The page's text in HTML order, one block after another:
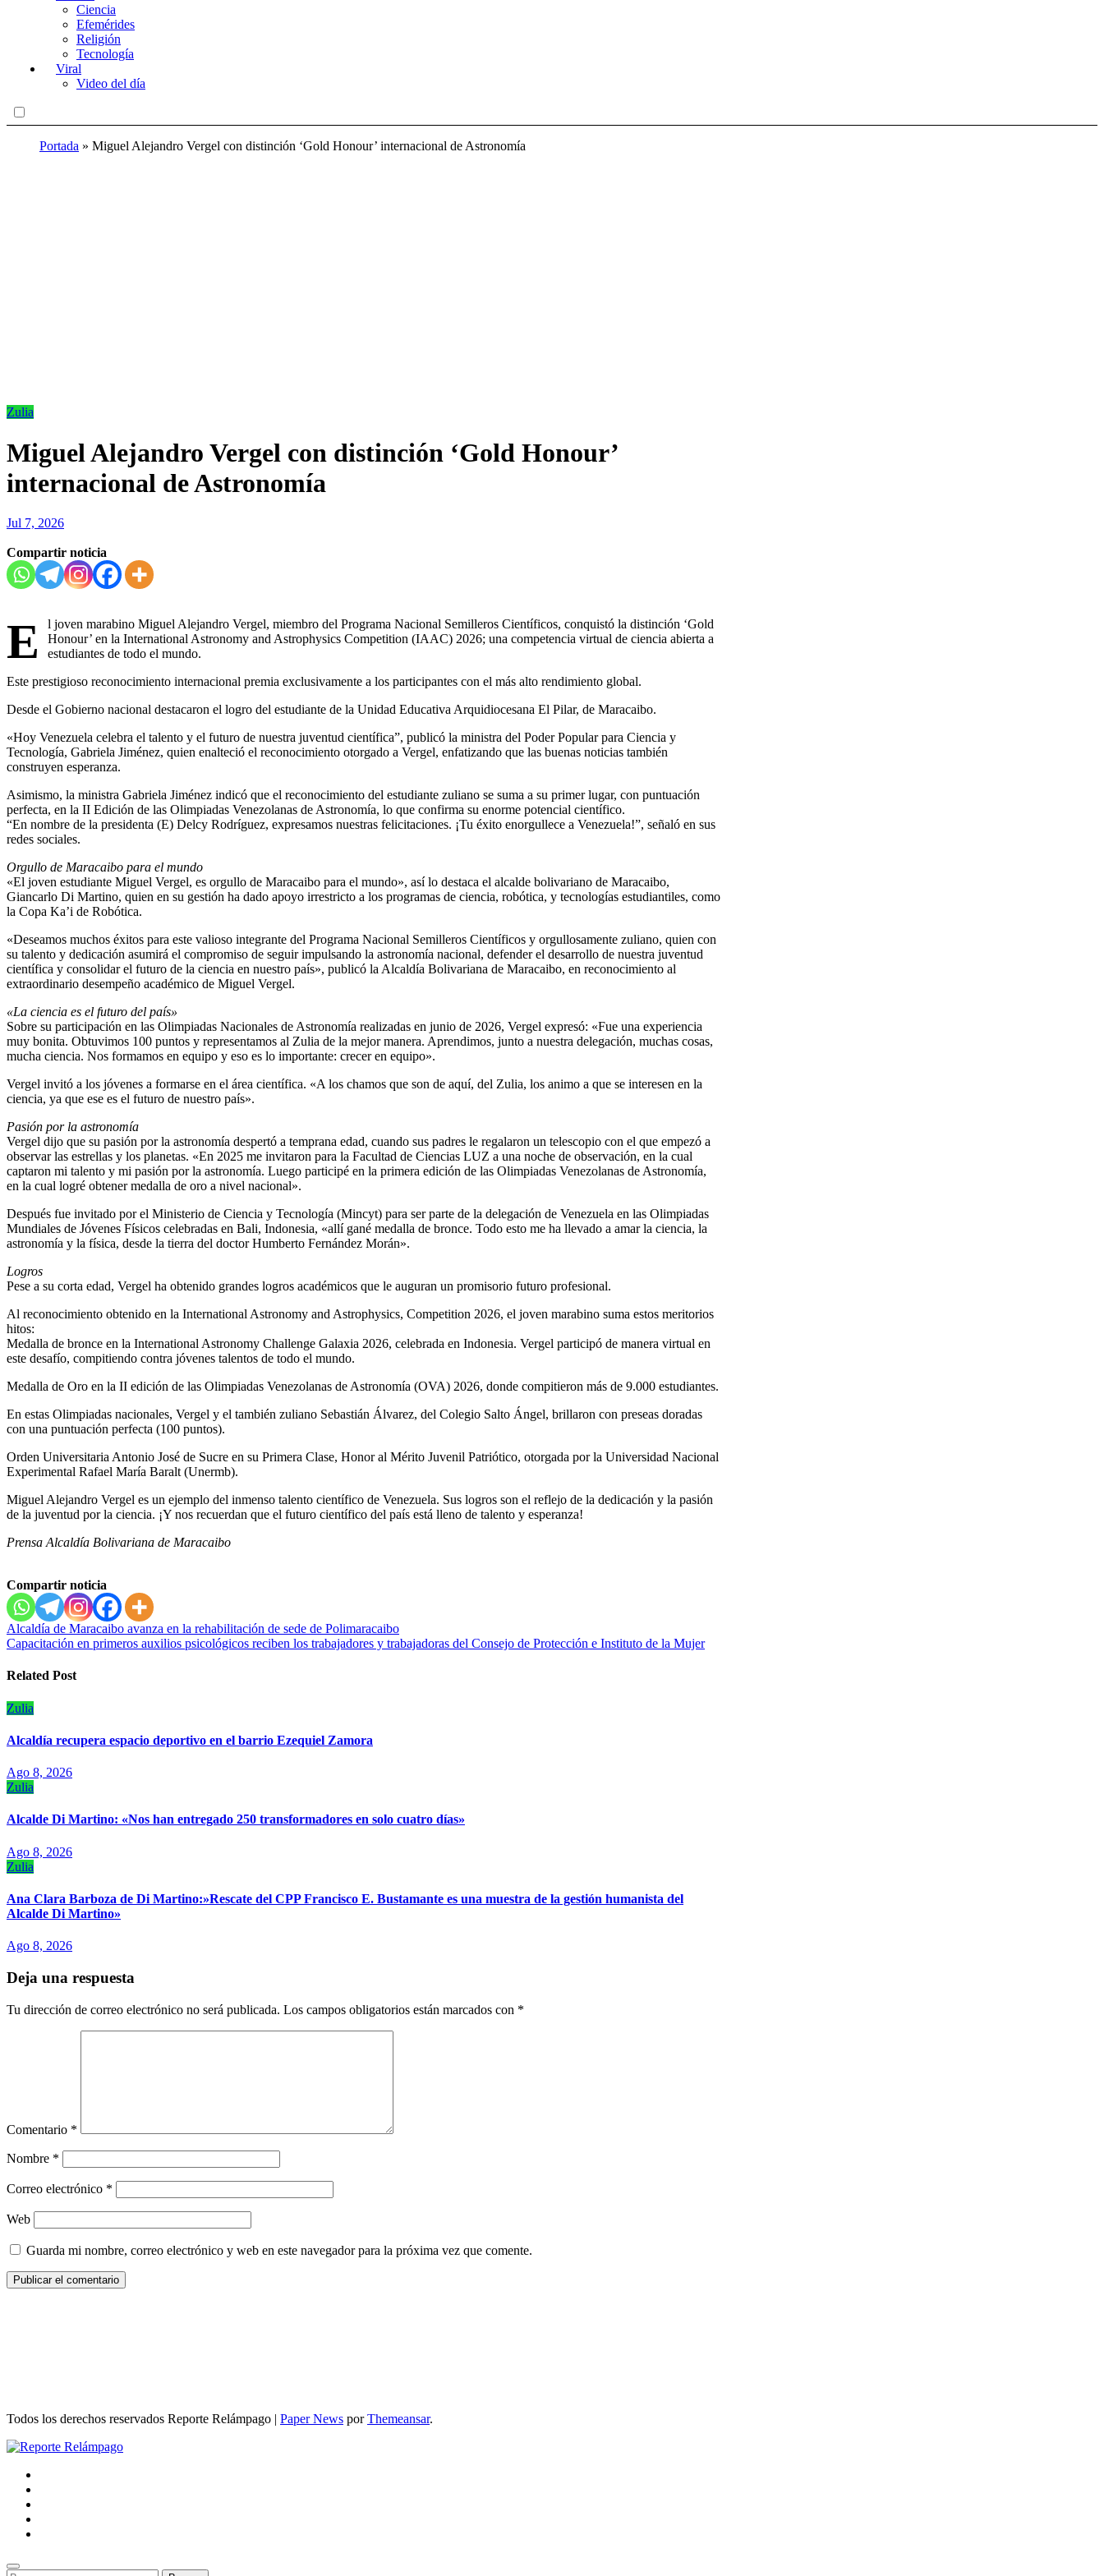
Ciencia
Efemérides
Religión
Tecnología
Viral
Video del día
Portada » Miguel Alejandro Vergel con distinción ‘Gold Honour’ internacional de Astronomía
Zulia
Miguel Alejandro Vergel con distinción ‘Gold Honour’
internacional de Astronomía
Jul 7, 2026
Compartir noticia
E
l joven marabino Miguel Alejandro Vergel, miembro del Programa Nacional Semilleros Científicos, conquistó la distinción ‘Gold
Honour’ en la International Astronomy and Astrophysics Competition (IAAC) 2026; una competencia virtual de ciencia abierta a
estudiantes de todo el mundo.
Este prestigioso reconocimiento internacional premia exclusivamente a los participantes con el más alto rendimiento global.
Desde el Gobierno nacional destacaron el logro del estudiante de la Unidad Educativa Arquidiocesana El Pilar, de Maracaibo.
«Hoy Venezuela celebra el talento y el futuro de nuestra juventud científica”, publicó la ministra del Poder Popular para Ciencia y
Tecnología, Gabriela Jiménez, quien enalteció el reconocimiento otorgado a Vergel, enfatizando que las buenas noticias también
construyen esperanza.
Asimismo, la ministra Gabriela Jiménez indicó que el reconocimiento del estudiante zuliano se suma a su primer lugar, con puntuación
perfecta, en la II Edición de las Olimpiadas Venezolanas de Astronomía, lo que confirma su enorme potencial científico.
“En nombre de la presidenta (E) Delcy Rodríguez, expresamos nuestras felicitaciones. ¡Tu éxito enorgullece a Venezuela!”, señaló en sus
redes sociales.
Orgullo de Maracaibo para el mundo
«El joven estudiante Miguel Vergel, es orgullo de Maracaibo para el mundo», así lo destaca el alcalde bolivariano de Maracaibo,
Giancarlo Di Martino, quien en su gestión ha dado apoyo irrestricto a los programas de ciencia, robótica, y tecnologías estudiantiles, como
la Copa Ka’i de Robótica.
«Deseamos muchos éxitos para este valioso integrante del Programa Nacional Semilleros Científicos y orgullosamente zuliano, quien con
su talento y dedicación asumirá el compromiso de seguir impulsando la astronomía nacional, defender el desarrollo de nuestra juventud
científica y consolidar el futuro de la ciencia en nuestro país», publicó la Alcaldía Bolivariana de Maracaibo, en reconocimiento al
extraordinario desempeño académico de Miguel Vergel.
«La ciencia es el futuro del país»
Sobre su participación en las Olimpiadas Nacionales de Astronomía realizadas en junio de 2026, Vergel expresó: «Fue una experiencia
muy bonita. Obtuvimos 100 puntos y representamos al Zulia de la mejor manera. Aprendimos, junto a nuestra delegación, muchas cosas,
mucha ciencia. Nos formamos en equipo y eso es lo importante: crecer en equipo».
Vergel invitó a los jóvenes a formarse en el área científica. «A los chamos que son de aquí, del Zulia, los animo a que se interesen en la
ciencia, ya que ese es el futuro de nuestro país».
Pasión por la astronomía
Vergel dijo que su pasión por la astronomía despertó a temprana edad, cuando sus padres le regalaron un telescopio con el que empezó a
observar las estrellas y los planetas. «En 2025 me invitaron para la Facultad de Ciencias LUZ a una noche de observación, en la cual
captaron mi talento y mi pasión por la astronomía. Luego participé en la primera edición de las Olimpiadas Venezolanas de Astronomía,
en la cual logré obtener medalla de oro a nivel nacional».
Después fue invitado por el Ministerio de Ciencia y Tecnología (Mincyt) para ser parte de la delegación de Venezuela en las Olimpiadas
Mundiales de Jóvenes Físicos celebradas en Bali, Indonesia, «allí gané medalla de bronce. Todo esto me ha llevado a amar la ciencia, la
astronomía y la física, desde la tierra del doctor Humberto Fernández Morán».
Logros
Pese a su corta edad, Vergel ha obtenido grandes logros académicos que le auguran un promisorio futuro profesional.
Al reconocimiento obtenido en la International Astronomy and Astrophysics, Competition 2026, el joven marabino suma estos meritorios
hitos:
Medalla de bronce en la International Astronomy Challenge Galaxia 2026, celebrada en Indonesia. Vergel participó de manera virtual en
este desafío, compitiendo contra jóvenes talentos de todo el mundo.
Medalla de Oro en la II edición de las Olimpiadas Venezolanas de Astronomía (OVA) 2026, donde compitieron más de 9.000 estudiantes.
En estas Olimpiadas nacionales, Vergel y el también zuliano Sebastián Álvarez, del Colegio Salto Ángel, brillaron con preseas doradas
con una puntuación perfecta (100 puntos).
Orden Universitaria Antonio José de Sucre en su Primera Clase, Honor al Mérito Juvenil Patriótico, otorgada por la Universidad Nacional
Experimental Rafael María Baralt (Unermb).
Miguel Alejandro Vergel es un ejemplo del inmenso talento científico de Venezuela. Sus logros son el reflejo de la dedicación y la pasión
de la juventud por la ciencia. ¡Y nos recuerdan que el futuro científico del país está lleno de talento y esperanza!
Prensa Alcaldía Bolivariana de Maracaibo
Compartir noticia
Navegación
de
entradas
‎Alcaldía de Maracaibo avanza en la rehabilitación de sede de Polimaracaibo
Capacitación en primeros auxilios psicológicos reciben los trabajadores y trabajadoras del Consejo de Protección e Instituto de la Mujer
Related Post
Zulia
‎Alcaldía recupera espacio deportivo en el barrio Ezequiel Zamora
Ago 8, 2026
Zulia
Alcalde Di Martino: «Nos han entregado 250 transformadores en solo cuatro días»
Ago 8, 2026
Zulia
Ana Clara Barboza de Di Martino:»Rescate del CPP Francisco E. Bustamante es una muestra de la gestión humanista del
Alcalde Di Martino»
Ago 8, 2026
Deja una respuesta
Tu dirección de correo electrónico no será publicada. Los campos obligatorios están marcados con *
Comentario *
Nombre *
Correo electrónico *
Web
Guarda mi nombre, correo electrónico y web en este navegador para la próxima vez que comente.
Todos los derechos reservados Reporte Relámpago | Paper News porThemeansar.